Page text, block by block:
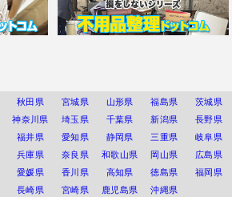
秋田県 宮城県 山形県 福島県
茨城県
神奈川県 埼玉県 千葉県 新潟県
長野県
福井県 愛知県 静岡県 三重県
岐阜県
兵庫県 奈良県 和歌山県 岡山県
広島県
愛媛県 香川県 高知県 徳島県
福岡県
長崎県 宮崎県 鹿児島県 沖縄県